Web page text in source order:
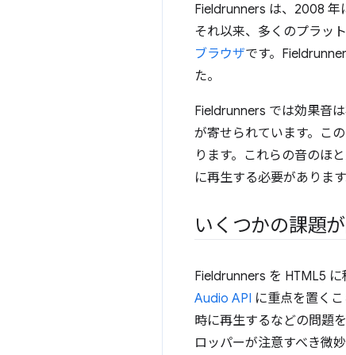
Fieldrunners は、2008 年
それ以来、多くのプラッ
ブラウザです。
た。
Fieldrunners では効果音
が寄せられています。こ
ります。これらの音のほ
に再生する必要があります
いくつかの課題
Fieldrunners を HTML5
Audio API に重点を置く
時に再生するなどの問題
ロッパーが注意すべき微